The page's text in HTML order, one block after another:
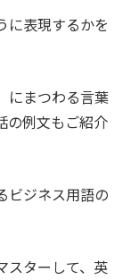
に表現するかを
にまつわる言葉
の例文もご紹介
ビジネス用語の
スターして、英